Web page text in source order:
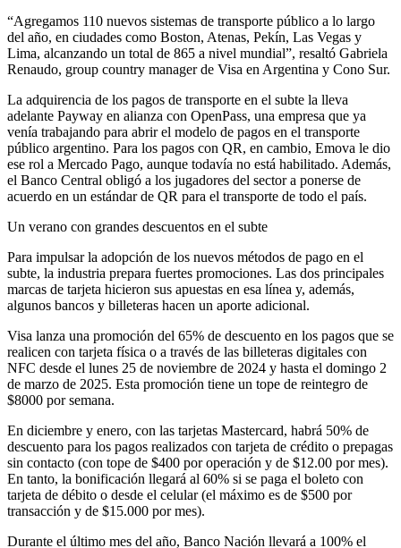
“Agregamos 110 nuevos sistemas de transporte público a lo largo
del año, en ciudades como Boston, Atenas, Pekín, Las Vegas y
Lima, alcanzando un total de 865 a nivel mundial”, resaltó Gabriela
Renaudo, group country manager de Visa en Argentina y Cono Sur.
La adquirencia de los pagos de transporte en el subte la lleva
adelante Payway en alianza con OpenPass, una empresa que ya
venía trabajando para abrir el modelo de pagos en el transporte
público argentino. Para los pagos con QR, en cambio, Emova le dio
ese rol a Mercado Pago, aunque todavía no está habilitado. Además,
el Banco Central obligó a los jugadores del sector a ponerse de
acuerdo en un estándar de QR para el transporte de todo el país.
Un verano con grandes descuentos en el subte
Para impulsar la adopción de los nuevos métodos de pago en el
subte, la industria prepara fuertes promociones. Las dos principales
marcas de tarjeta hicieron sus apuestas en esa línea y, además,
algunos bancos y billeteras hacen un aporte adicional.
Visa lanza una promoción del 65% de descuento en los pagos que se
realicen con tarjeta física o a través de las billeteras digitales con
NFC desde el lunes 25 de noviembre de 2024 y hasta el domingo 2
de marzo de 2025. Esta promoción tiene un tope de reintegro de
$8000 por semana.
En diciembre y enero, con las tarjetas Mastercard, habrá 50% de
descuento para los pagos realizados con tarjeta de crédito o prepagas
sin contacto (con tope de $400 por operación y de $12.00 por mes).
En tanto, la bonificación llegará al 60% si se paga el boleto con
tarjeta de débito o desde el celular (el máximo es de $500 por
transacción y de $15.000 por mes).
Durante el último mes del año, Banco Nación llevará a 100% el